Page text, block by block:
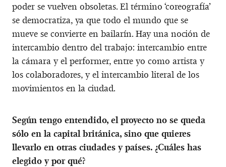
poder se vuelven obsoletas. El término ‘coreografía’
se democratiza, ya que todo el mundo que se
mueve se convierte en bailarín. Hay una noción de
intercambio dentro del trabajo: intercambio entre
la cámara y el performer, entre yo como artista y
los colaboradores, y el intercambio literal de los
movimientos en la ciudad.
Según tengo entendido, el proyecto no se queda
sólo en la capital británica, sino que quieres
llevarlo en otras ciudades y países. ¿Cuáles has
elegido y por qué?